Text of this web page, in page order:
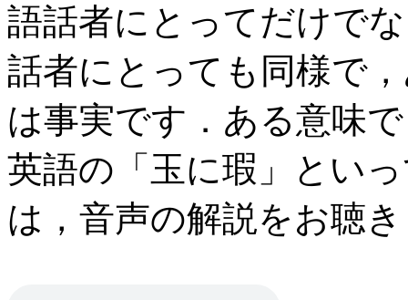
語話者にとってだけで
話者にとっても同様で
は事実です．ある意味
英語の「玉に瑕」とい
は，音声の解説をお聴